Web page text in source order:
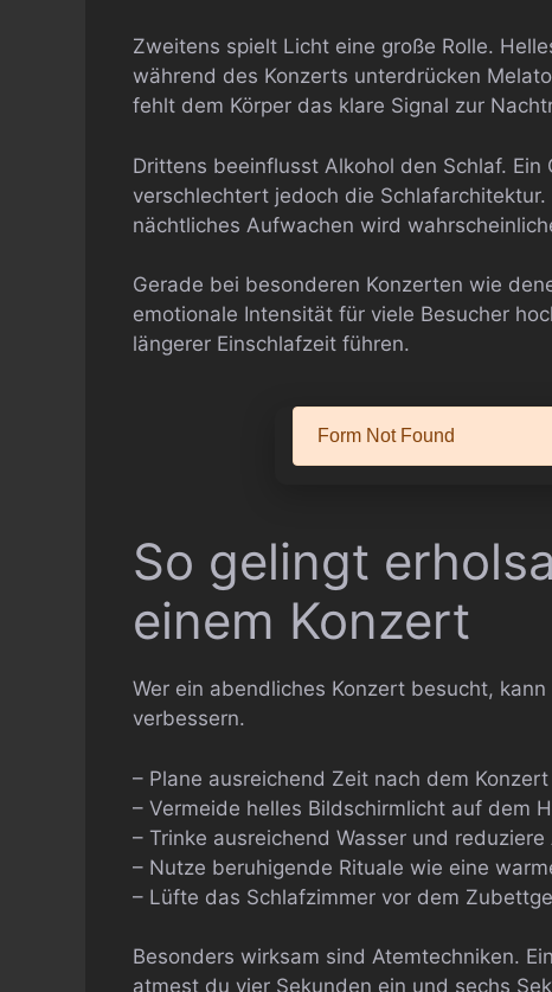
Zweitens spielt Licht eine große Rolle.
während des Konzerts unterdrücken
fehlt dem Körper das klare Signal zur
Drittens beeinflusst Alkohol den Schlaf.
verschlechtert jedoch die
nächtliches Aufwachen wird
Gerade bei besonderen Konzerten wie
emotionale Intensität für viele Besucher
längerer Einschlafzeit führen.
So gelingt
einem Konzert
Wer ein abendliches Konzert besucht,
verbessern.
– Plane ausreichend Zeit nach dem
– Vermeide helles Bildschirmlicht auf dem
– Trinke ausreichend Wasser und reduziere
– Nutze beruhigende Rituale wie eine
– Lüfte das Schlafzimmer vor dem
Besonders wirksam sind Atemtechniken.
atmest du vier Sekunden ein und sechs